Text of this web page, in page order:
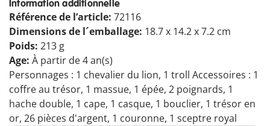
Information additionnelle
Référence de l’article: 72116
Dimensions de l´emballage: 18.7 x 14.2 x 7.2 cm
Poids: 213 g
Age: À partir de 4 an(s)
Personnages : 1 chevalier du lion, 1 troll Accessoires : 1
coffre au trésor, 1 massue, 1 épée, 2 poignards, 1
hache double, 1 cape, 1 casque, 1 bouclier, 1 trésor en
or, 26 pièces d'argent, 1 couronne, 1 sceptre royal